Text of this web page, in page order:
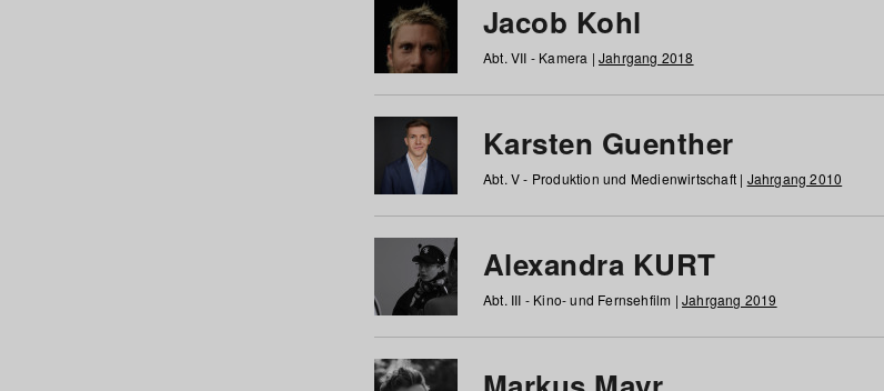
Jacob Kohl
Abt. VII - Kamera | Jahrgang 2018
Karsten Guenther
Abt. V - Produktion und Medienwirtschaft | Jahrgang 2010
Alexandra KURT
Abt. III - Kino- und Fernsehfilm | Jahrgang 2019